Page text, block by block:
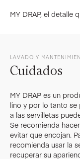
MY DRAP, el detalle
LAVADO Y
Cuidados
MY DRAP es un
lino y por lo tanto se
a las servilletas
Se recomienda
evitar que encojan.
recomienda usar la
recuperar su